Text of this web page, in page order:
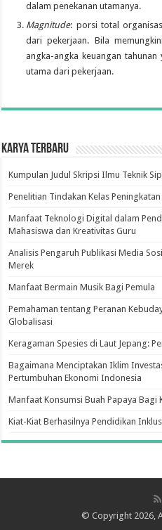
dalam penekanan utamanya.
Magnitude: porsi total
dari pekerjaan. Bila
angka-angka keuangan
utama dari pekerjaan.
Karya Terbaru
Kumpulan Judul Skripsi Ilmu Teknik
Penelitian Tindakan Kelas
Manfaat Teknologi Digital dalam
Mahasiswa dan Kreativitas Guru
Analisis Pengaruh Publikasi Media
Merek
Manfaat Bermain Musik Bagi Pemula
Pemahaman tentang Peranan
Globalisasi
Keragaman Spesies di Laut Jepang:
Bagaimana Menciptakan Iklim
Pertumbuhan Ekonomi Indonesia
Manfaat Konsumsi Buah Papaya Bagi
Kiat-Kiat Berhasilnya Pendidikan
© Copyright 2026,